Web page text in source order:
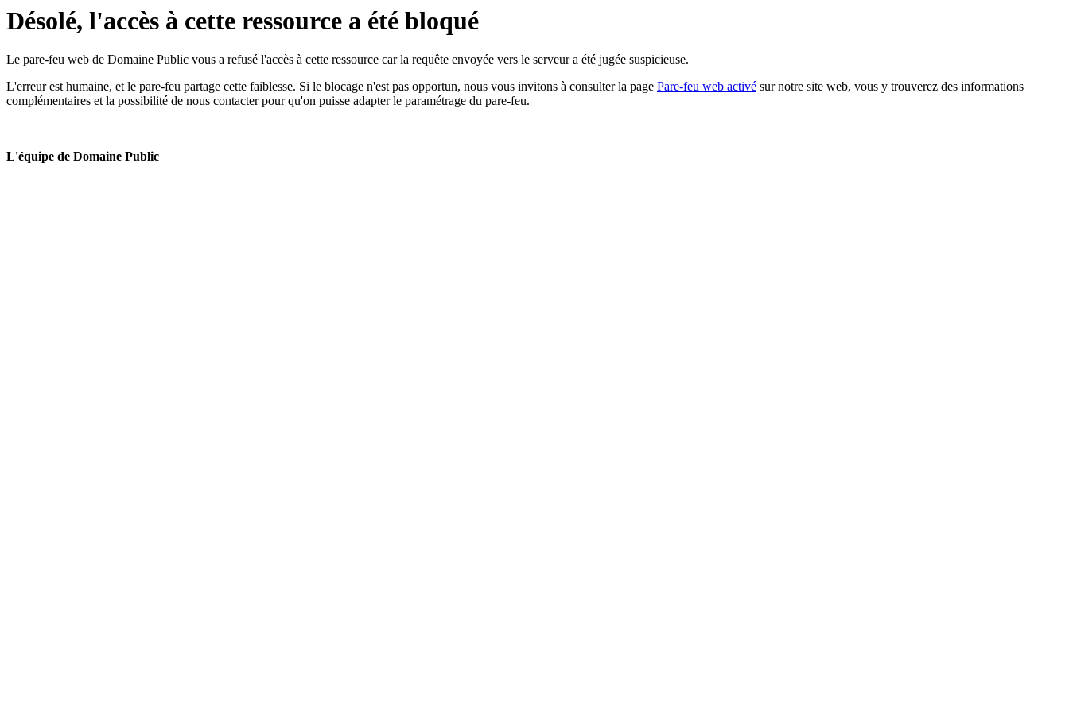
Désolé, l'accès à cette ressource a été bloqué
Le pare-feu web de Domaine Public vous a refusé l'accès à cette ressource car la requête envoyée vers le serveur a été jugée suspicieuse.
L'erreur est humaine, et le pare-feu partage cette faiblesse. Si le blocage n'est pas opportun, nous vous invitons à consulter la page Pare-feu web activé sur notre site web, vous y trouverez des informations
complémentaires et la possibilité de nous contacter pour qu'on puisse adapter le paramétrage du pare-feu.
L'équipe de Domaine Public